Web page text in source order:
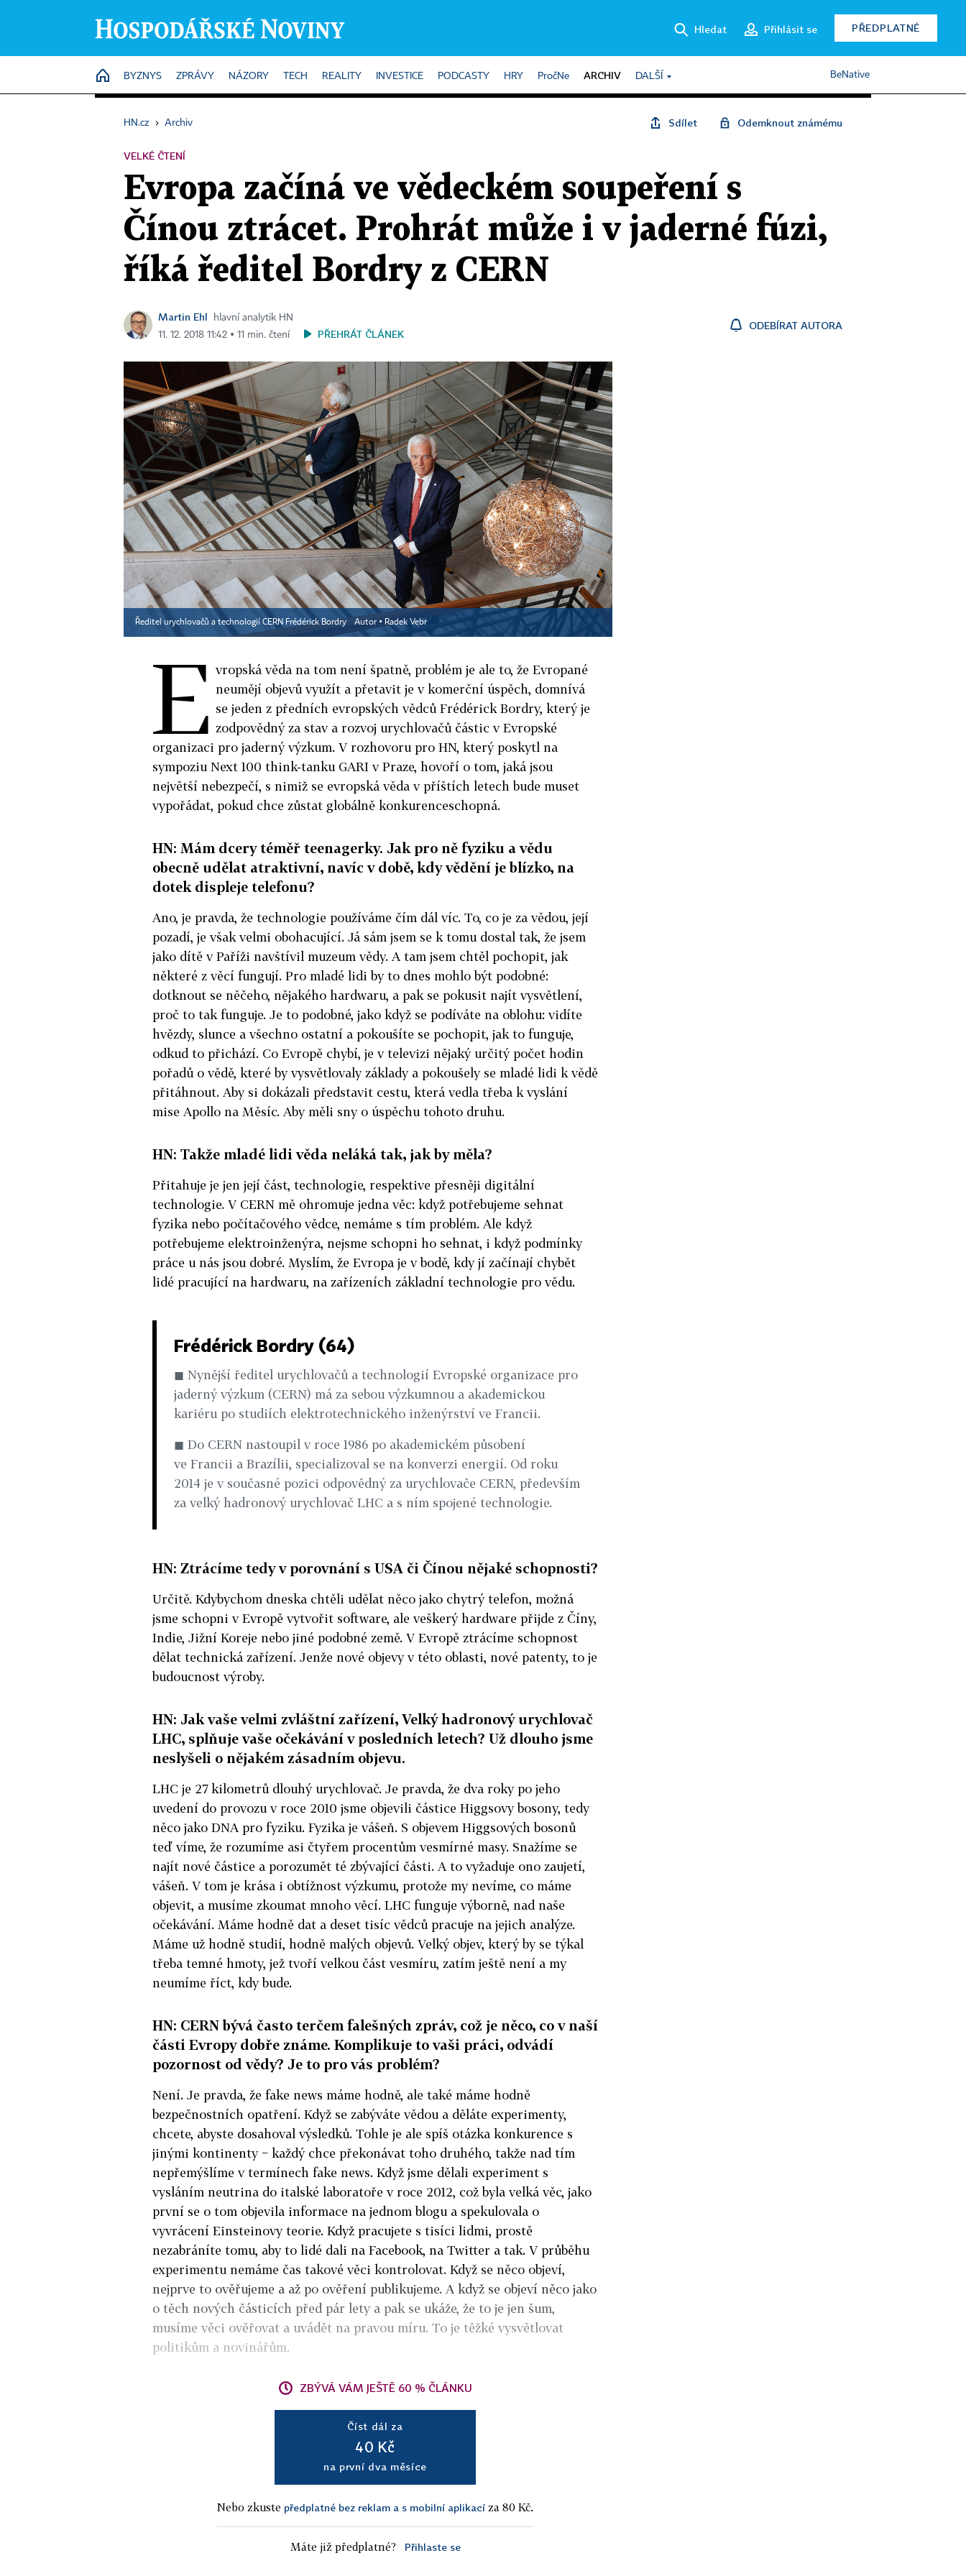
Hledat Přihlásit se PŘEDPLATNÉ
HOME
BYZNYS ZPRÁVY NÁZORY TECH REALITY INVESTICE PODCASTY HRY PročNe ARCHIV DALŠÍ BeNative
HN.cz › Archiv Sdílet Odemknout známému
VELKÉ ČTENÍ
Evropa začíná ve vědeckém soupeření s
Čínou ztrácet. Prohrát může i v jaderné fúzi,
říká ředitel Bordry z CERN
Martin Ehl
hlavní analytik HN
11. 12. 2018 11:42 ▪ 11 min. čtení
PŘEHRÁT ČLÁNEK
ODEBÍRAT AUTORA
Ředitel urychlovačů a technologií CERN Frédérick Bordry Autor ▪ Radek Vebr
E vropská věda na tom není špatně, problém je ale to, že Evropané
neumějí objevů využít a přetavit je v komerční úspěch, domnívá
se jeden z předních evropských vědců Frédérick Bordry, který je
zodpovědný za stav a rozvoj urychlovačů částic v Evropské
organizaci pro jaderný výzkum. V rozhovoru pro HN, který poskytl na
sympoziu Next 100 think-tanku GARI v Praze, hovoří o tom, jaká jsou
největší nebezpečí, s nimiž se evropská věda v příštích letech bude muset
vypořádat, pokud chce zůstat globálně konkurenceschopná.
HN: Mám dcery téměř teenagerky. Jak pro ně fyziku a vědu
obecně udělat atraktivní, navíc v době, kdy vědění je blízko, na
dotek displeje telefonu?
Ano, je pravda, že technologie používáme čím dál víc. To, co je za vědou, její
pozadí, je však velmi obohacující. Já sám jsem se k tomu dostal tak, že jsem
jako dítě v Paříži navštívil muzeum vědy. A tam jsem chtěl pochopit, jak
některé z věcí fungují. Pro mladé lidi by to dnes mohlo být podobné:
dotknout se něčeho, nějakého hardwaru, a pak se pokusit najít vysvětlení,
proč to tak funguje. Je to podobné, jako když se podíváte na oblohu: vidíte
hvězdy, slunce a všechno ostatní a pokoušíte se pochopit, jak to funguje,
odkud to přichází. Co Evropě chybí, je v televizi nějaký určitý počet hodin
pořadů o vědě, které by vysvětlovaly základy a pokoušely se mladé lidi k vědě
přitáhnout. Aby si dokázali představit cestu, která vedla třeba k vyslání
mise Apollo na Měsíc. Aby měli sny o úspěchu tohoto druhu.
HN: Takže mladé lidi věda neláká tak, jak by měla?
Přitahuje je jen její část, technologie, respektive přesněji digitální
technologie. V CERN mě ohromuje jedna věc: když potřebujeme sehnat
fyzika nebo počítačového vědce, nemáme s tím problém. Ale když
potřebujeme elektroinženýra, nejsme schopni ho sehnat, i když podmínky
práce u nás jsou dobré. Myslím, že Evropa je v bodě, kdy jí začínají chybět
lidé pracující na hardwaru, na zařízeních základní technologie pro vědu.
Frédérick Bordry (64)
◼ Nynější ředitel urychlovačů a technologií Evropské organizace pro
jaderný výzkum (CERN) má za sebou výzkumnou a akademickou
kariéru po studiích elektrotechnického inženýrství ve Francii.
◼ Do CERN nastoupil v roce 1986 po akademickém působení
ve Francii a Brazílii, specializoval se na konverzi energií. Od roku
2014 je v současné pozici odpovědný za urychlovače CERN, především
za velký hadronový urychlovač LHC a s ním spojené technologie.
HN: Ztrácíme tedy v porovnání s USA či Čínou nějaké schopnosti?
Určitě. Kdybychom dneska chtěli udělat něco jako chytrý telefon, možná
jsme schopni v Evropě vytvořit software, ale veškerý hardware přijde z Číny,
Indie, Jižní Koreje nebo jiné podobné země. V Evropě ztrácíme schopnost
dělat technická zařízení. Jenže nové objevy v této oblasti, nové patenty, to je
budoucnost výroby.
HN: Jak vaše velmi zvláštní zařízení, Velký hadronový urychlovač
LHC, splňuje vaše očekávání v posledních letech? Už dlouho jsme
neslyšeli o nějakém zásadním objevu.
LHC je 27 kilometrů dlouhý urychlovač. Je pravda, že dva roky po jeho
uvedení do provozu v roce 2010 jsme objevili částice Higgsovy bosony, tedy
něco jako DNA pro fyziku. Fyzika je vášeň. S objevem Higgsových bosonů
teď víme, že rozumíme asi čtyřem procentům vesmírné masy. Snažíme se
najít nové částice a porozumět té zbývající části. A to vyžaduje ono zaujetí,
vášeň. V tom je krása i obtížnost výzkumu, protože my nevíme, co máme
objevit, a musíme zkoumat mnoho věcí. LHC funguje výborně, nad naše
očekávání. Máme hodně dat a deset tisíc vědců pracuje na jejich analýze.
Máme už hodně studií, hodně malých objevů. Velký objev, který by se týkal
třeba temné hmoty, jež tvoří velkou část vesmíru, zatím ještě není a my
neumíme říct, kdy bude.
HN: CERN bývá často terčem falešných zpráv, což je něco, co v naší
části Evropy dobře známe. Komplikuje to vaši práci, odvádí
pozornost od vědy? Je to pro vás problém?
Není. Je pravda, že fake news máme hodně, ale také máme hodně
bezpečnostních opatření. Když se zabýváte vědou a děláte experimenty,
chcete, abyste dosahoval výsledků. Tohle je ale spíš otázka konkurence s
jinými kontinenty − každý chce překonávat toho druhého, takže nad tím
nepřemýšlíme v termínech fake news. Když jsme dělali experiment s
vysláním neutrina do italské laboratoře v roce 2012, což byla velká věc, jako
první se o tom objevila informace na jednom blogu a spekulovala o
vyvrácení Einsteinovy teorie. Když pracujete s tisíci lidmi, prostě
nezabráníte tomu, aby to lidé dali na Facebook, na Twitter a tak. V průběhu
experimentu nemáme čas takové věci kontrolovat. Když se něco objeví,
nejprve to ověřujeme a až po ověření publikujeme. A když se objeví něco jako
o těch nových částicích před pár lety a pak se ukáže, že to je jen šum,
musíme věci ověřovat a uvádět na pravou míru. To je těžké vysvětlovat
politikům a novinářům.
ZBÝVÁ VÁM JEŠTĚ 60 % ČLÁNKU
Číst dál za
40 Kč
na první dva měsíce
Nebo zkuste předplatné bez reklam a s mobilní aplikací za 80 Kč.
Máte již předplatné? Přihlaste se